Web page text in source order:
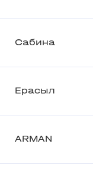
Сабина
Ерасыл
ARMAN